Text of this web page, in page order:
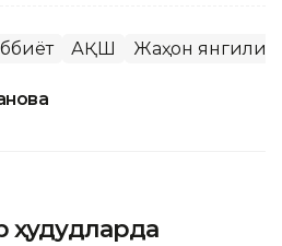
АҚШ Жаҳон
ҳудудларда